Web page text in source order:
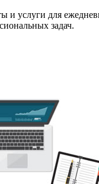
и услуги для
задач.